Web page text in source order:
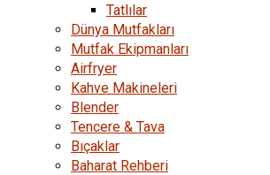
Tatlılar
Dünya Mutfakları
Mutfak Ekipmanları
Airfryer
Kahve Makineleri
Blender
Tencere & Tava
Bıçaklar
Baharat Rehberi